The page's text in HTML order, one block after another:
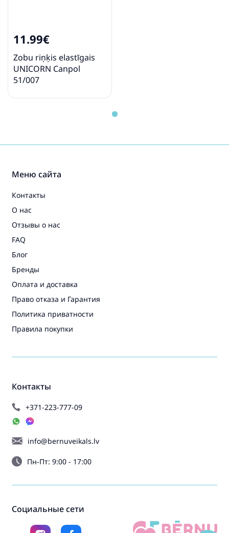
11.99€
Zobu riņķis elastīgais
UNICORN Canpol
51/007
Контакты
+371-223-777-09
info@bernuveikals.lv
Пн-Пт: 9:00 - 17:00
Меню сайта
Контакты
О нас
Отзывы о нас
FAQ
Блог
Бренды
Оплата и доставка
Право отказа и Гарантия
Политика приватности
Правила покупки
Социальные сети